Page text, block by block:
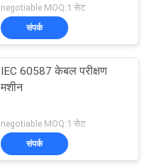
negotiable MOQ:1 सेट
संपर्क
IEC 60587 केबल परीक्षण
मशीन
negotiable MOQ:1 सेट
संपर्क